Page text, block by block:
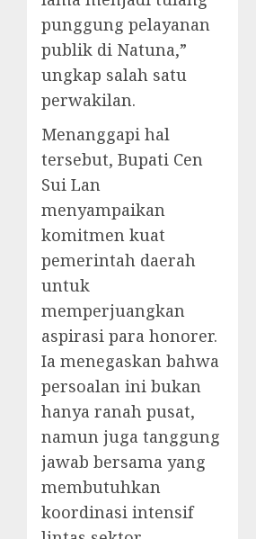
punggung pelayanan
publik di Natuna,”
ungkap salah satu
perwakilan.
Menanggapi hal
tersebut, Bupati Cen
Sui Lan
menyampaikan
komitmen kuat
pemerintah daerah
untuk
memperjuangkan
aspirasi para honorer.
Ia menegaskan bahwa
persoalan ini bukan
hanya ranah pusat,
namun juga tanggung
jawab bersama yang
membutuhkan
koordinasi intensif